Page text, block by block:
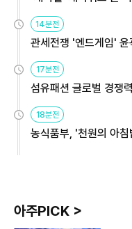
14분전
관세전쟁 '엔드게임'
17분전
섬유패션 글로벌 경쟁
18분전
농식품부, '천원의 아
아주PICK >